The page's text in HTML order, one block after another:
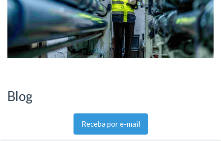
Blog
Receba por e-mail